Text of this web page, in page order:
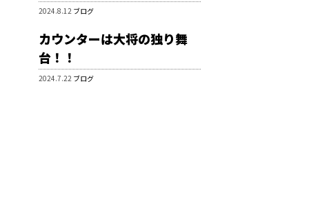
2024.8.12 ブログ
カウンターは大将の独り舞
台！！
2024.7.22 ブログ